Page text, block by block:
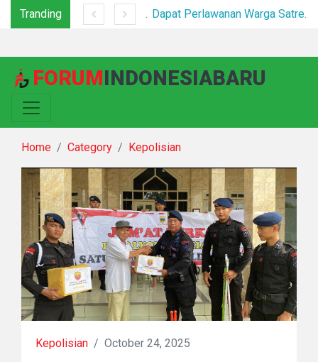
Tranding Dapat Perlawanan Warga Satresnarkoba Polrestabes Medan Bumihanguskan Sarang Narkoba Klambir V
FORUMINDONESIABARU
Home Category Kepolisian
Kepolisian / October 24, 2025